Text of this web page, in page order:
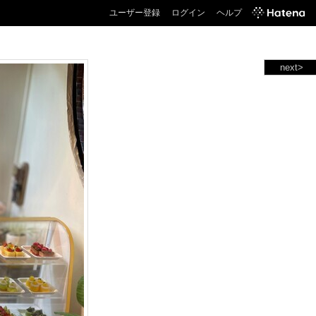
ユーザー登録 ログイン ヘルプ
next>